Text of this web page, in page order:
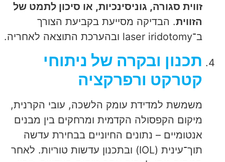
זווית סגורה, גוניסינכיות, או סיכון לתמט של
הזווית. הבדיקה מסייעת בקביעת הצורך
ב־laser iridotomy ובהערכת התוצאה לאחריה.
תכנון ובקרה של ניתוחי
קטרקט ורפרקציה
משמשת למדידת עומק הלשכה, עובי הקרנית,
מיקום הקפסולה הקדמית ומרחקים בין מבנים
אנטומיים – נתונים החיוניים בבחירת עדשה
תוך־עינית (IOL) ובתכנון עדשות טוריות. לאחר